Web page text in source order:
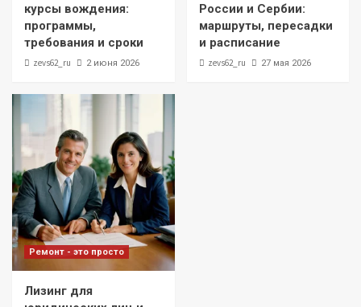
курсы вождения:
программы,
требования и сроки
zevs62_ru 2 июня 2026
России и Сербии:
маршруты, пересадки
и расписание
zevs62_ru 27 мая 2026
Ремонт - это просто
Лизинг для